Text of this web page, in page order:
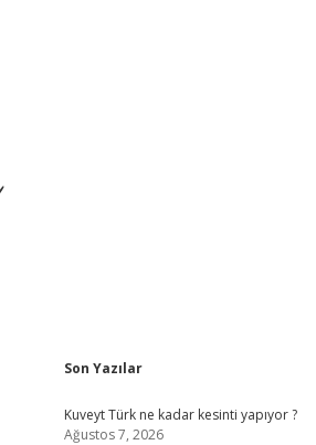
Sidebar
Son Yazılar
Kuveyt Türk ne kadar kesinti yapıyor ?
Ağustos 7, 2026